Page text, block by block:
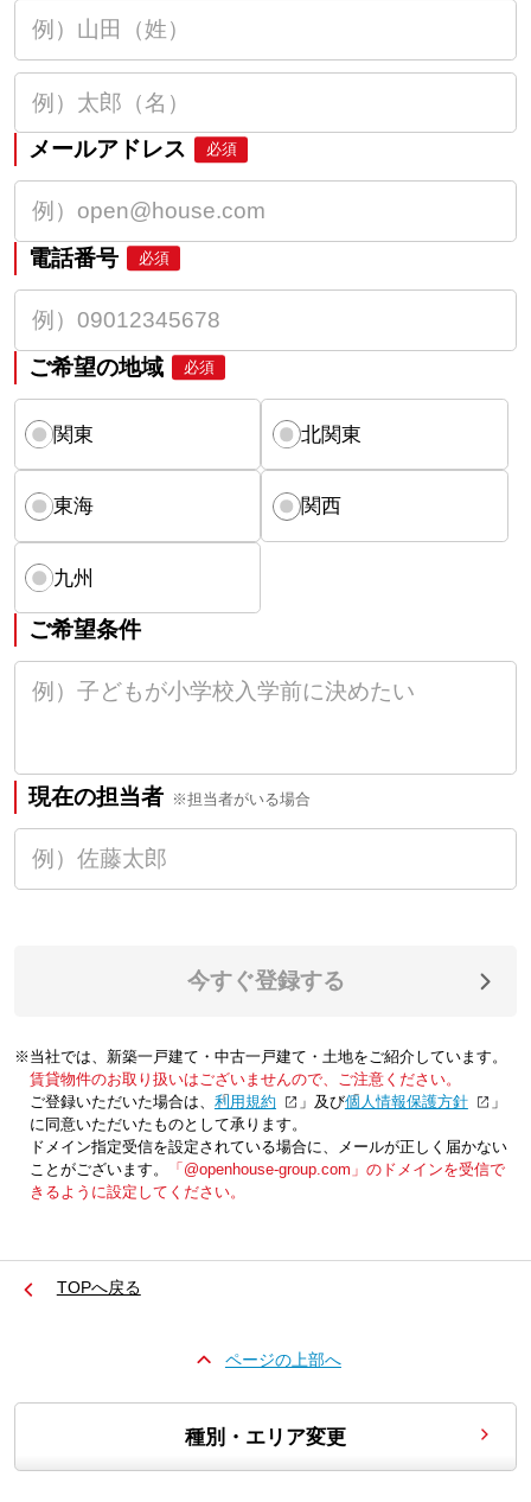
メールアドレス 必須
電話番号 必須
ご希望の地域 必須
関東 北関東
東海 関西
九州
ご希望条件
現在の担当者 ※担当者がいる場合
今すぐ登録する
※当社では、新築一戸建て・中古一戸建て・土地をご紹介しています。
賃貸物件のお取り扱いはございませんので、ご注意ください。
ご登録いただいた場合は、「利用規約 」及び「個人情報保護方針
」
に同意いただいたものとして承ります。
ドメイン指定受信を設定されている場合に、メールが正しく届かない
ことがございます。
「@openhouse-group.com」のドメインを受信で
きるように設定してください。
TOPへ戻る
ページの上部へ
種別・エリア変更